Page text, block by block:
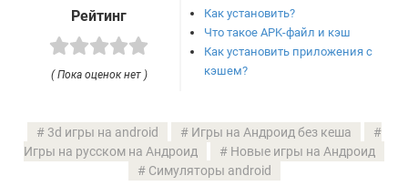
Рейтинг
( Пока оценок нет )
Как установить?
Что такое APK-файл и кэш
Как установить приложения с
кэшем?
3d игры на android
Игры на Андроид без кеша
Игры на русском на Андроид
Новые игры на Андроид
Симуляторы android